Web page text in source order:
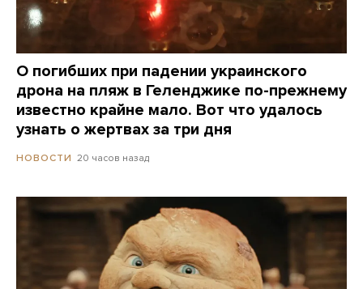
О погибших при падении украинского
дрона на пляж в Геленджике по-прежнему
известно крайне мало. Вот что удалось
узнать о жертвах за три дня
НОВОСТИ 20 часов назад